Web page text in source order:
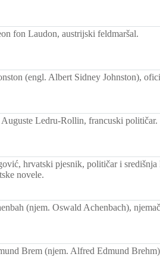
fon Laudon, austrijski feldmaršal.
(engl. Albert Sidney Johnston),
Ledru-Rollin, francuski političar.
hrvatski pjesnik, političar i središnja
novele.
(njem. Oswald Achenbach),
Brem (njem. Alfred Edmund